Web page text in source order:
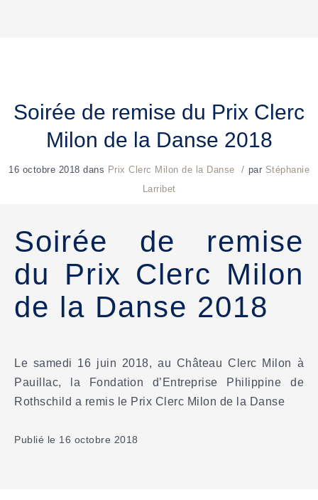
Soirée de remise du Prix Clerc
Milon de la Danse 2018
16 octobre 2018 dans Prix Clerc Milon de la Danse / par Stéphanie
Larribet
Soirée de remise
du Prix Clerc Milon
de la Danse 2018
Le samedi 16 juin 2018, au Château Clerc Milon à
Pauillac, la Fondation d’Entreprise Philippine de
Rothschild a remis le Prix Clerc Milon de la Danse
Publié le 16 octobre 2018